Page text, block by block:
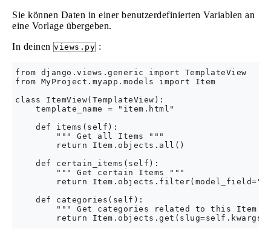
Sie können Daten in einer benutzerdefinierten Variablen an
eine Vorlage übergeben.
In deinen views.py :
from django.views.generic import TemplateView
from MyProject.myapp.models import Item
class ItemView(TemplateView):
    template_name = "item.html"
    def items(self):
        """ Get all Items """
        return Item.objects.all()
    def certain_items(self):
        """ Get certain Items """
return
    def categories(self):
""" Get categories related to this Item